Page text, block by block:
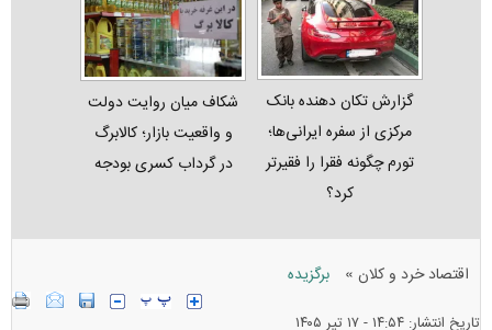
گزارش تکان‌ دهنده بانک
مرکزی از سفره ایرانی‌ها؛
تورم چگونه فقرا را فقیرتر
کرد؟
شکاف میان روایت دولت
و واقعیت بازار؛ کالابرگ
در گرداب کسری بودجه
اقتصاد خرد و کلان » برگزیده
تاریخ انتشار: ۱۴:۵۴ - ۱۷ تير ۱۴۰۵